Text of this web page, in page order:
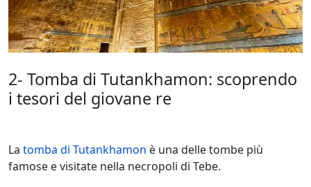
2- Tomba di Tutankhamon: scoprendo
i tesori del giovane re
La tomba di Tutankhamon è una delle tombe più
famose e visitate nella necropoli di Tebe.